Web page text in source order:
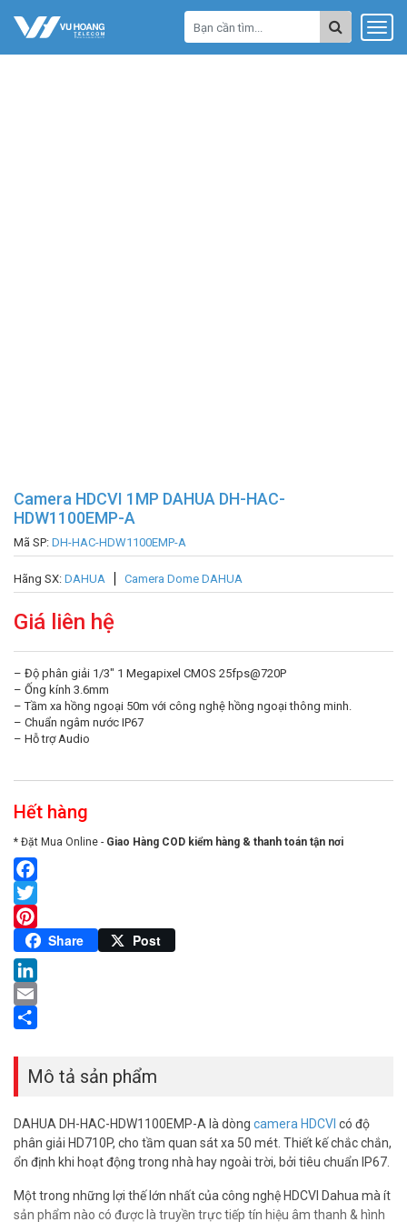
Camera HDCVI 1MP DAHUA DH-HAC-
HDW1100EMP-A
Mã SP: DH-HAC-HDW1100EMP-A
Hãng SX: DAHUA Camera Dome DAHUA
Giá liên hệ
– Độ phân giải 1/3″ 1 Megapixel CMOS 25fps@720P
– Ống kính 3.6mm
– Tầm xa hồng ngoại 50m với công nghệ hồng ngoại thông minh.
– Chuẩn ngâm nước IP67
– Hỗ trợ Audio
Hết hàng
* Đặt Mua Online - Giao Hàng COD kiểm hàng & thanh toán tận nơi
Facebook
Twitter
Pinterest
Share Post
LinkedIn
Email
Mô tả sản phẩm
DAHUA DH-HAC-HDW1100EMP-A là dòng camera HDCVI có độ
phân giải HD710P, cho tầm quan sát xa 50 mét. Thiết kế chắc chắn,
ổn định khi hoạt động trong nhà hay ngoài trời, bởi tiêu chuẩn IP67.
Một trong những lợi thế lớn nhất của công nghệ HDCVI Dahua mà ít
sản phẩm nào có được là truyền trực tiếp tín hiệu âm thanh & hình